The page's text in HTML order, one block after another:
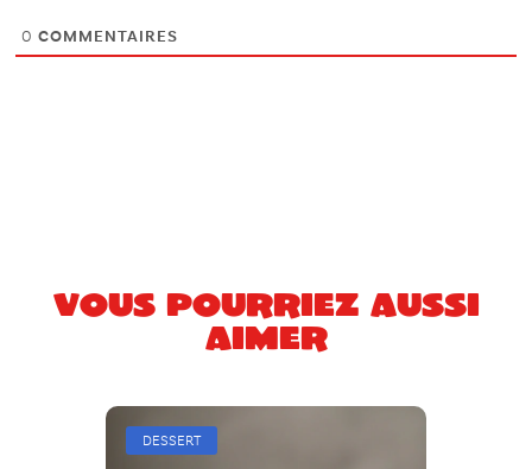
0 COMMENTAIRES
Vous pourriez aussi
aimer
DESSERT